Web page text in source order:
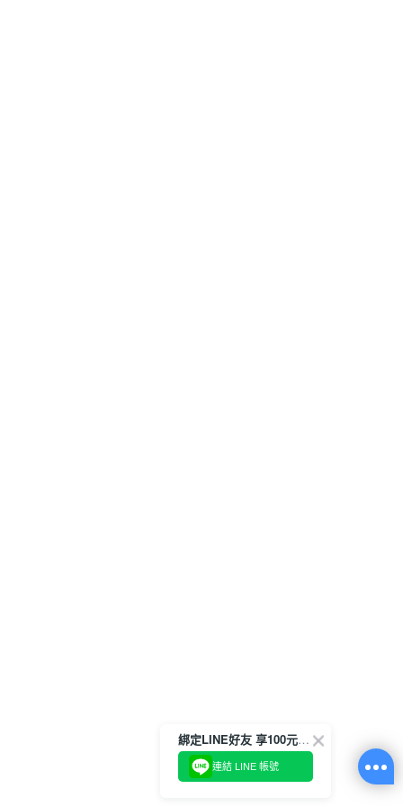
綁定LINE好友 享100元折價券
連結 LINE 帳號